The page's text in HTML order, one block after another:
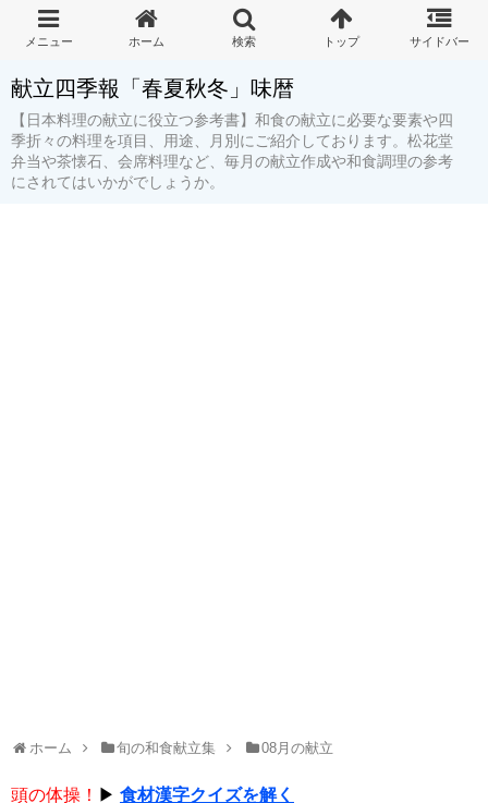
献立四季報「春夏秋冬」味暦
【日本料理の献立に役立つ参考書】和食の献立に必要な要素や四
季折々の料理を項目、用途、月別にご紹介しております。松花堂
弁当や茶懐石、会席料理など、毎月の献立作成や和食調理の参考
にされてはいかがでしょうか。
ホーム 旬の和食献立集 08月の献立
頭の体操！ ▶ 食材漢字クイズを解く